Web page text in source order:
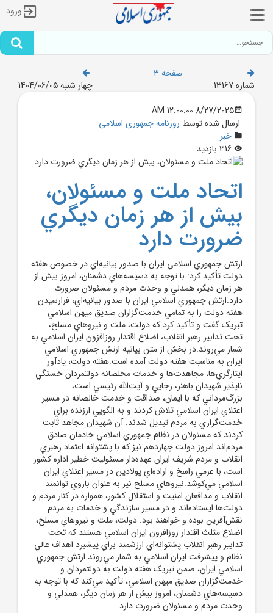
ورود
صفحه 3
شماره 13167
چهار شنبه 1404/06/05
8/27/2025 12:00:00 AM
ارسال شده توسط روزنامه جمهوری اسلامی
خبر
اتحاد ملت و مسئولان،
بيش از هر زمان ديگري
ضرورت دارد
ارتش جمهوري اسلامي ايران با صدور بيانيه‌اي در خصوص هفته
دولت تأکيد کرد: با توجه به دسيسه‌هاي دشمنان، امروز بيش از
هر زمان ديگر، همدلي و وحدت مردم و مسئولان ضرورت
دارد.ارتش جمهوري اسلامي ايران با صدور بيانيه‌اي، فرارسيدن
هفته دولت را به تمامي خدمت‌گزاران صديق ميهن اسلامي
تبريک گفت و تأکيد کرد که دولت، ملت و نيروهاي مسلح،
تحت تدابير رهبر انقلاب، اضلاع اقتدار روزافزون ايران اسلامي به
شمار مي‌روند.در بخش از متن بيانيه ارتش جمهوري اسلامي
ايران به مناسبت هفته دولت آمده است:هفته دولت، يادآور
ايثارگري‌ها، مجاهدت‌ها و خدمات مخلصانه دولتمردان خستگي
ناپذير شهيدان باهنر، رجايي و آيت‌الله رئيسي است،
بزرگ‌مرداني که با ايمان، صداقت و خدمت خالصانه در مسير
اعتلاي ايران اسلامي تلاش کردند و به الگويي ارزنده براي
خدمت‌گزاري به مردم تبديل شدند. آن شهيدان مجاهد ثابت
کردند که مسئولان در نظام جمهوري اسلامي خادمان صادق
مردم‌اند.امروز دولت چهاردهم نيز که با پشتوانه اعتماد رهبري
انقلاب و مردم شريف ايران عهده‌دار مسئوليت خطير اداره کشور
است، با عزمي راسخ و اراده‌اي پولادين در مسير اعتلاي ايران
اسلامي مي‌کوشد.نيروهاي مسلح نيز به عنوان بازوي توانمند
انقلاب و مدافعان امنيت و استقلال کشور، همواره در کنار مردم و
دولت‌ها ايستاده‌اند و در مسير سازندگي و خدمات به مردم
نقش‌آفرين بوده و خواهند بود. دولت، ملت و نيروهاي مسلح،
اضلاع مثلث اقتدار روزافزون ايران اسلامي هستند که تحت
تدابير رهبر انقلاب پشتوانه‌اي ارزشمند براي پيشبرد اهداف عالي
نظام و پيشرفت ايران اسلامي به شمار مي‌روند.ارتش جمهوري
اسلامي ايران، ضمن تبريک هفته دولت به دولتمردان و
خدمت‌گزاران صديق ميهن اسلامي، تأکيد مي‌کند که با توجه به
دسيسه‌هاي دشمنان، امروز بيش از هر زمان ديگر، همدلي و
وحدت مردم و مسئولان ضرورت دارد.